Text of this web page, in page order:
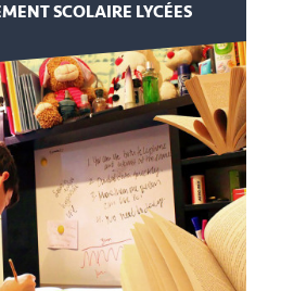
SCOLAIRE LYCÉES